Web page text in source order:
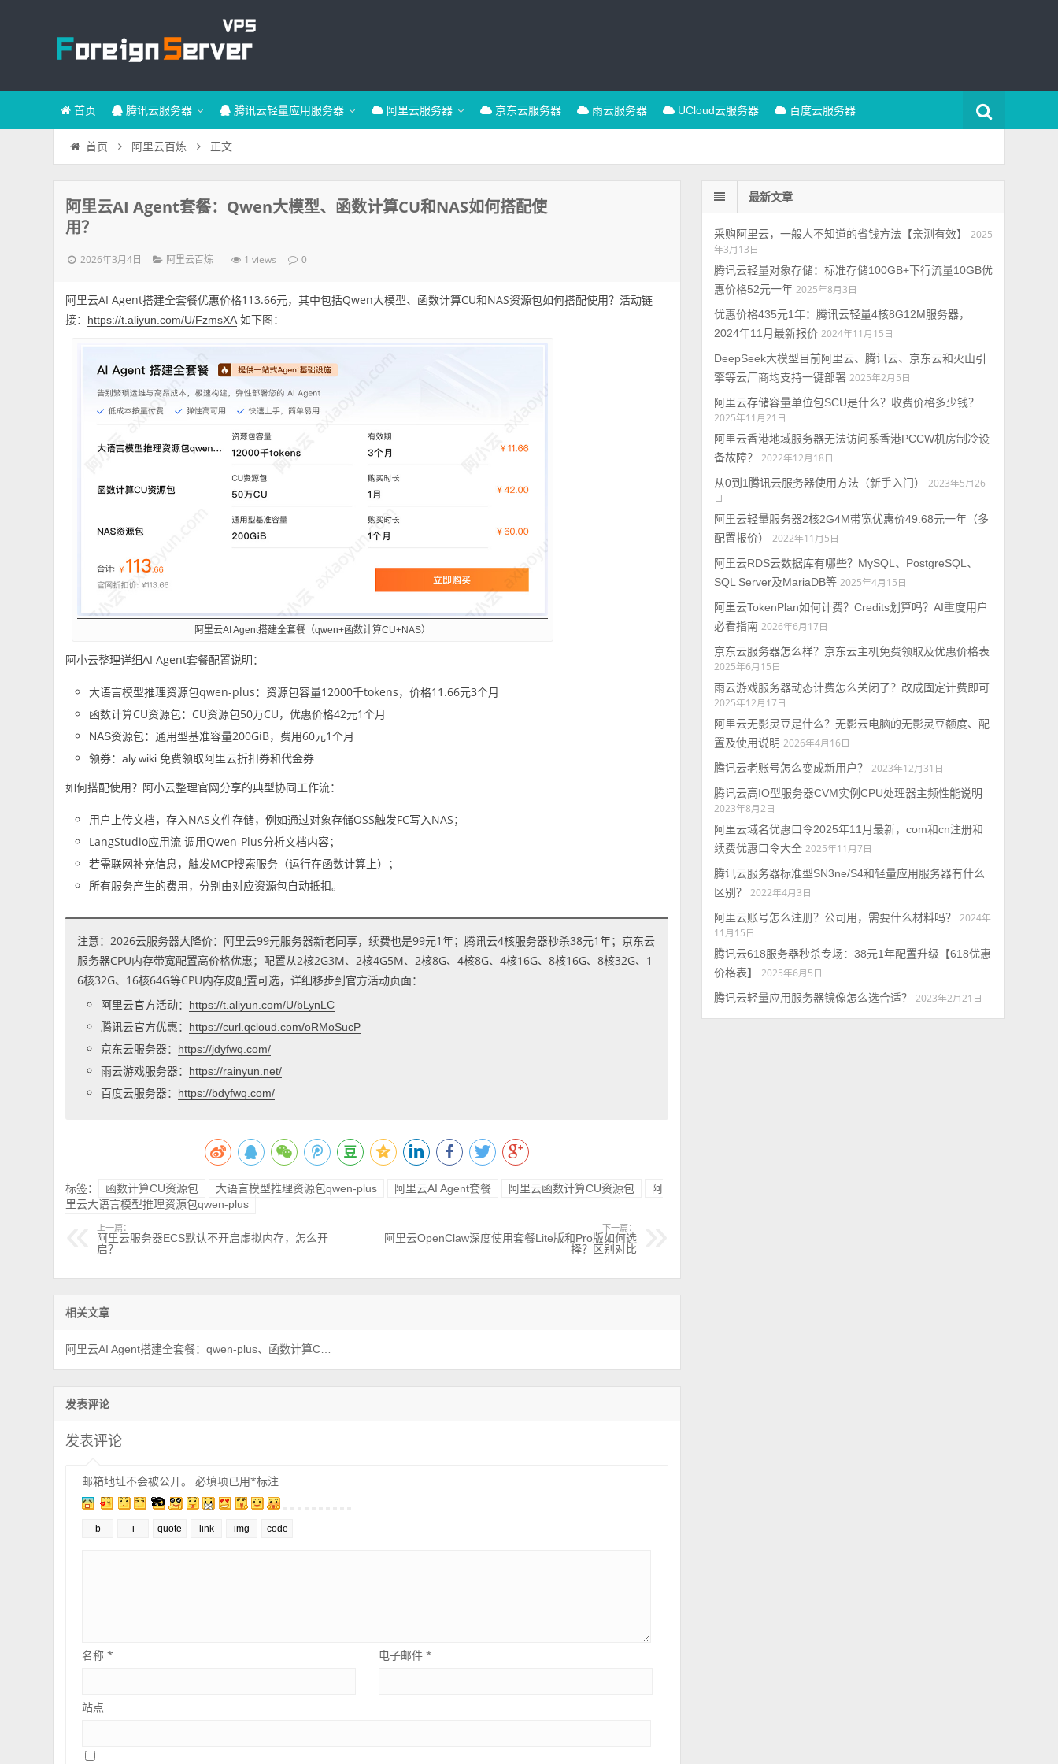
首页 腾讯云服务器 腾讯云轻量应用服务器 阿里云服务器 京东云服务器 雨云服务器 UCloud云服务器 百度云服务器
首页 阿里云百炼 正文
阿里云AI Agent套餐：Qwen大模型、函数计算CU和NAS如何搭配使
用？
2026年3月4日 阿里云百炼 1 views 0
阿里云AI Agent搭建全套餐优惠价格113.66元，其中包括Qwen大模型、函数计算CU和NAS资源包如何搭配使用？活动链
接：
https://t.aliyun.com/U/FzmsXA如下图：
阿里云AI Agent搭建全套餐（qwen+函数计算CU+NAS）
阿小云整理详细AI Agent套餐配置说明：
大语言模型推理资源包qwen-plus：资源包容量12000千tokens，价格11.66元3个月
函数计算CU资源包：CU资源包50万CU，优惠价格42元1个月
NAS资源包：通用型基准容量200GiB，费用60元1个月
领券：aly.wiki 免费领取阿里云折扣券和代金券
如何搭配使用？阿小云整理官网分享的典型协同工作流：
用户上传文档，存入NAS文件存储，例如通过对象存储OSS触发FC写入NAS；
LangStudio应用流 调用Qwen-Plus分析文档内容；
若需联网补充信息，触发MCP搜索服务（运行在函数计算上）；
所有服务产生的费用，分别由对应资源包自动抵扣。
注意：2026云服务器大降价：阿里云99元服务器新老同享，续费也是99元1年；腾讯云4核服务器秒杀38元1年；京东云
服务器CPU内存带宽配置高价格优惠；配置从2核2G3M、2核4G5M、2核8G、4核8G、4核16G、8核16G、8核32G、1
6核32G、16核64G等CPU内存皮配置可选，详细移步到官方活动页面：
阿里云官方活动：
https://t.aliyun.com/U/bLynLC
腾讯云官方优惠： https://curl.qcloud.com/oRMoSucP
京东云服务器： https://jdyfwq.com/
雨云游戏服务器： https://rainyun.net/
百度云服务器： https://bdyfwq.com/
标签： 函数计算CU资源包 大语言模型推理资源包qwen-plus 阿里云AI Agent套餐 阿里云函数计算CU资源包
阿
里云大语言模型推理资源包qwen-plus
上一篇：
阿里云服务器ECS默认不开启虚拟内存，怎么开
启？
下一篇：
阿里云OpenClaw深度使用套餐Lite版和Pro版如何选
择？区别对比
相关文章
阿里云AI Agent搭建全套餐：qwen-plus、函数计算CU资源包和NAS套餐优惠价格
发表评论
发表评论
邮箱地址不会被公开。 必填项已用*标注
名称* 电子邮件 *
站点
最新文章
采购阿里云，一般人不知道的省钱方法【亲测有效】
2025
年3月13日
腾讯云轻量对象存储：标准存储100GB+下行流量10GB优
惠价格52元一年 2025年8月3日
优惠价格435元1年：腾讯云轻量4核8G12M服务器，
2024年11月最新报价 2024年11月15日
DeepSeek大模型目前阿里云、腾讯云、京东云和火山引
擎等云厂商均支持一键部署 2025年2月5日
阿里云存储容量单位包SCU是什么？收费价格多少钱？
2025年11月21日
阿里云香港地域服务器无法访问系香港PCCW机房制冷设
备故障？
2022年12月18日
从0到1腾讯云服务器使用方法（新手入门）
2023年5月26
日
阿里云轻量服务器2核2G4M带宽优惠价49.68元一年（多
配置报价）
2022年11月5日
阿里云RDS云数据库有哪些？MySQL、PostgreSQL、
SQL Server及MariaDB等 2025年4月15日
阿里云TokenPlan如何计费？Credits划算吗？AI重度用户
必看指南 2026年6月17日
京东云服务器怎么样？京东云主机免费领取及优惠价格表
2025年6月15日
雨云游戏服务器动态计费怎么关闭了？改成固定计费即可
2025年12月17日
阿里云无影灵豆是什么？无影云电脑的无影灵豆额度、配
置及使用说明 2026年4月16日
腾讯云老账号怎么变成新用户？
2023年12月31日
腾讯云高IO型服务器CVM实例CPU处理器主频性能说明
2023年8月2日
阿里云域名优惠口令2025年11月最新，com和cn注册和
续费优惠口令大全 2025年11月7日
腾讯云服务器标准型SN3ne/S4和轻量应用服务器有什么
区别？
2022年4月3日
阿里云账号怎么注册？公司用，需要什么材料吗？
2024年
11月15日
腾讯云618服务器秒杀专场：38元1年配置升级【618优惠
价格表】
2025年6月5日
腾讯云轻量应用服务器镜像怎么选合适？
2023年2月21日